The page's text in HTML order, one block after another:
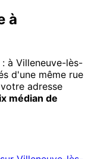
à
à Villeneuve-lès-
d'une même rue
adresse
médian de